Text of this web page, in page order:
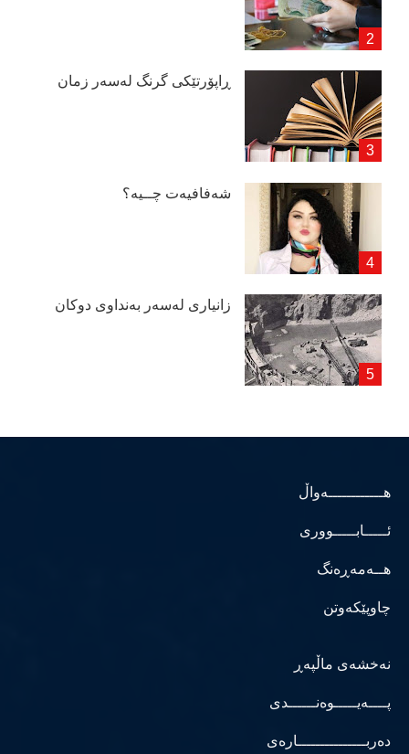
ڕاپۆرتێكی گرنگ لەسەر زمان
شەفافیەت چــیە؟
زانیاری لەسەر بەنداوی دوكان
هــــــــــــەواڵ
ئـــــابـــــووری
هــەمەڕەنگ
چاوپێکەوتن
نەخشەی ماڵپەڕ
پــــەیـــــوەنــــــدی
دەربـــــــــــــــارەی